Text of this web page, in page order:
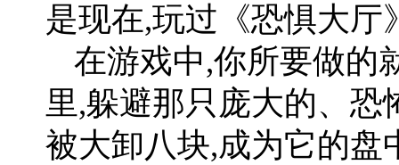
是现在,玩过《恐惧大
在游戏中,你所要做的
里,躲避那只庞大的、
被大卸八块,成为它的盘